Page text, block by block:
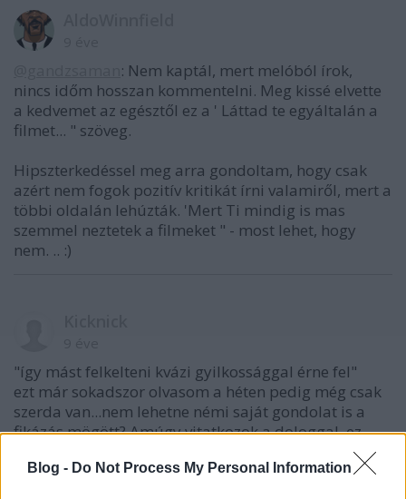
Blog - Do Not Process My Personal Information
: Nem kaptál, mert melóból írok,
nincs időm hosszan kommentelni. Meg kissé elvette
a kedvemet az egésztől ez a ' Láttad te egyáltalán a
filmet... " szöveg.
Hipszterkedéssel meg arra gondoltam, hogy csak
azért nem fogok pozitív kritikát írni valamiről, mert a
többi oldalán lehúzták. 'Mert Ti mindig is mas
szemmel neztetek a filmeket " - most lehet, hogy
nem. .. :)
"így mást felkelteni kvázi gyilkossággal érne fel"
ezt már sokadszor olvasom a héten pedig még csak
szerda van...nem lehetne némi saját gondolat is a
fikázás mögött? Amúgy vitatkozok a dologgal, ez
nem gyilkosság. Mint a film végén kiderült a cicus
visszafekhetett volna a dobozba, de inkább